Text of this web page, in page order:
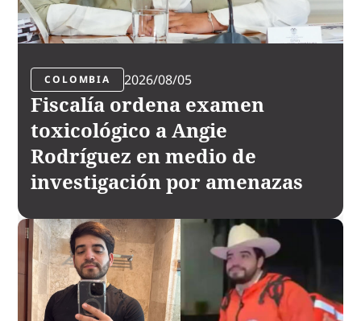
COLOMBIA 2026/08/05
Fiscalía ordena examen
toxicológico a Angie
Rodríguez en medio de
investigación por amenazas